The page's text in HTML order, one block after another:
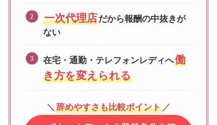
一次代理店だから報酬の中抜きが
ない
在宅・通勤・テレフォンレディへ働
き方を変えられる
＼ 辞めやすさも比較ポイント ／